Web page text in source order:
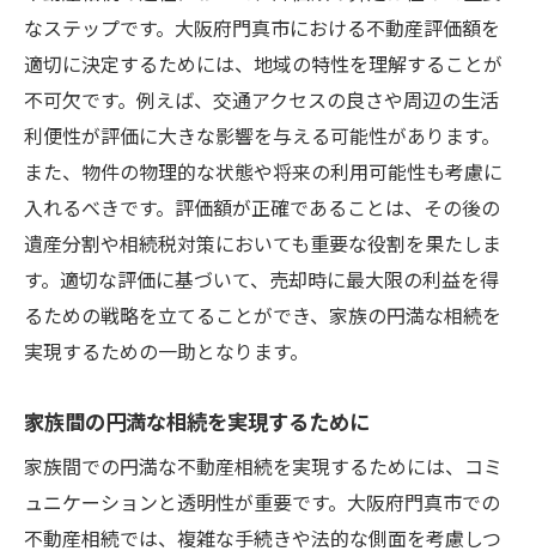
なステップです。大阪府門真市における不動産評価額を
適切に決定するためには、地域の特性を理解することが
不可欠です。例えば、交通アクセスの良さや周辺の生活
利便性が評価に大きな影響を与える可能性があります。
また、物件の物理的な状態や将来の利用可能性も考慮に
入れるべきです。評価額が正確であることは、その後の
遺産分割や相続税対策においても重要な役割を果たしま
す。適切な評価に基づいて、売却時に最大限の利益を得
るための戦略を立てることができ、家族の円満な相続を
実現するための一助となります。
家族間の円満な相続を実現するために
家族間での円満な不動産相続を実現するためには、コミ
ュニケーションと透明性が重要です。大阪府門真市での
不動産相続では、複雑な手続きや法的な側面を考慮しつ